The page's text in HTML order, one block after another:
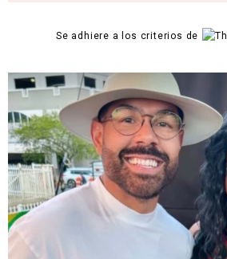
Se adhiere a los criterios de